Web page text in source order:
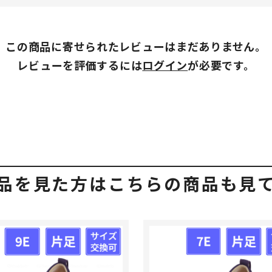
この商品に寄せられたレビューはまだありません。
レビューを評価するにはログインが必要です。
を見た方はこちらの商品も見